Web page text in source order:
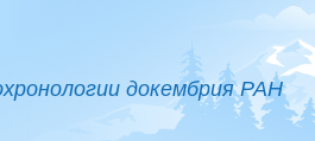
докембрия РАН